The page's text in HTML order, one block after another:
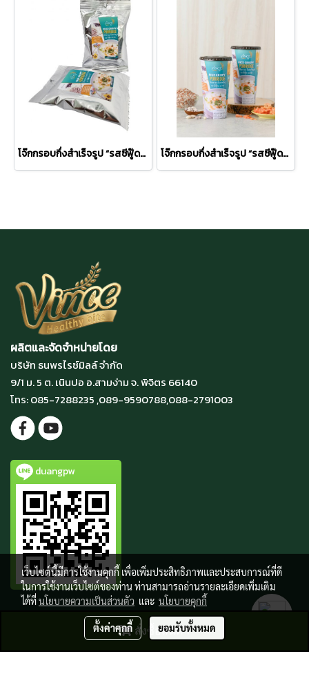
สั่งซื้อสินค้า
โจ๊กกรอบกึ่งสำเร็จรูป “รสซีฟู๊ด” สำหรับผู้ใหญ่(แบบซอง) โจ๊กกรอบกึ่งสำเร็จรูป “รสซีฟู๊ด” สำหรับผู้ใหญ่
ผลิตและจัดจำหน่ายโดย
บริษัท ธนพรไรซ์มิลล์ จำกัด
9/1 ม. 5 ต. เนินปอ อ.สามง่าม จ. พิจิตร 66140
โทร: 085-7288235 ,089-9590788,088-2791003
duangpw
© Copyright 2019All Rights Reserved.vincetogether.com
เว็บไซต์นี้มีการใช้งานคุกกี้ เพื่อเพิ่มประสิทธิภาพและประสบการณ์ที่ดี
ในการใช้งานเว็บไซต์ของท่าน ท่านสามารถอ่านรายละเอียดเพิ่มเติม
ได้ที่นโยบายความเป็นส่วนตัว และ นโยบายคุกกี้
ตั้งค่าคุกกี้ ยอมรับทั้งหมด